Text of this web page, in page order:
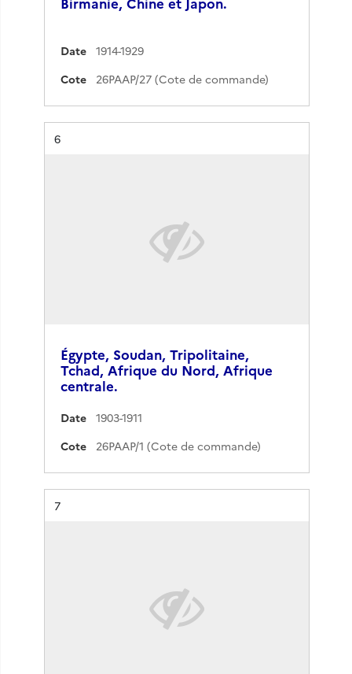
Date
1914-1929
Cote
26PAAP/27 (Cote de commande)
Résultat n°
6
Égypte, Soudan, Tripolitaine,
Tchad, Afrique du Nord, Afrique
centrale.
Date
1903-1911
Cote
26PAAP/1 (Cote de commande)
Résultat n°
7